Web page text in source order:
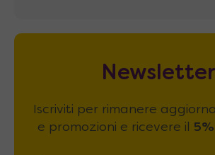
Newsletter
Iscriviti per rimanere
e promozioni e ricevere il